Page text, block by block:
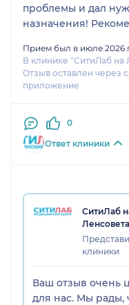
проблемы и дал
назначения!
Прием был в июле 2026
В клинике "СитиЛаб на
Отзыв оставлен через
приложение
0
Ответ клиники
СитиЛаб
Ленсовета
клиники
Ваш отзыв очень
для нас. Мы рады,